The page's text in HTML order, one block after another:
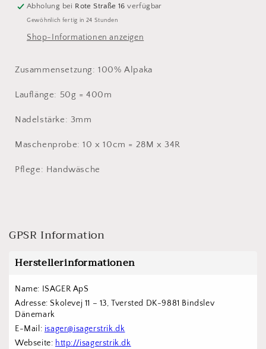
2s
2s
Abholung bei Rote Straße 16 verfügbar
Gewöhnlich fertig in 24 Stunden
Shop-Informationen anzeigen
Zusammensetzung: 100% Alpaka
Lauflänge: 50g = 400m
Nadelstärke: 3mm
Maschenprobe: 10 x 10cm = 28M x 34R
Pflege: Handwäsche
GPSR Information
Herstellerinformationen
Name: ISAGER ApS
Adresse: Skolevej 11 – 13, Tversted DK-9881 Bindslev
Dänemark
E-Mail: isager@isagerstrik.dk
Webseite: http://isagerstrik.dk